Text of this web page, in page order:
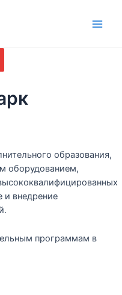
образования,
оборудованием,
и внедрение
программам в